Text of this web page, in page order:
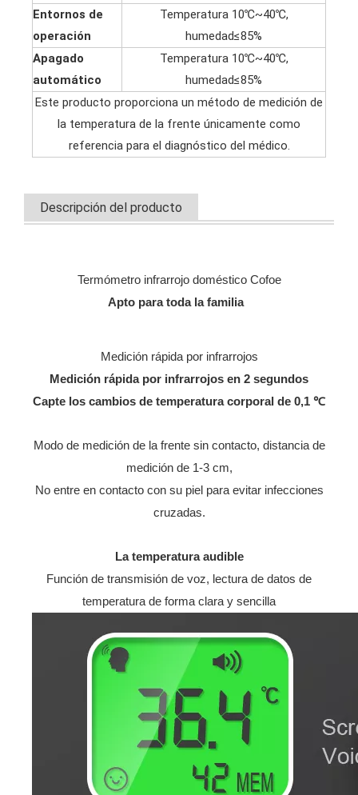
Entornos de
operación
Temperatura 10℃~40℃,
humedad≤85%
Apagado
automático
Temperatura 10℃~40℃,
humedad≤85%
Este producto proporciona un método de medición de
la temperatura de la frente únicamente como
referencia para el diagnóstico del médico.
Descripción del producto
Termómetro infrarrojo doméstico Cofoe
Apto para toda la familia
Medición rápida por infrarrojos
Medición rápida por infrarrojos en 2 segundos
Capte los cambios de temperatura corporal de 0,1 ℃
Modo de medición de la frente sin contacto, distancia de
medición de 1-3 cm,
No entre en contacto con su piel para evitar infecciones
cruzadas.
La temperatura audible
Función de transmisión de voz, lectura de datos de
temperatura de forma clara y sencilla